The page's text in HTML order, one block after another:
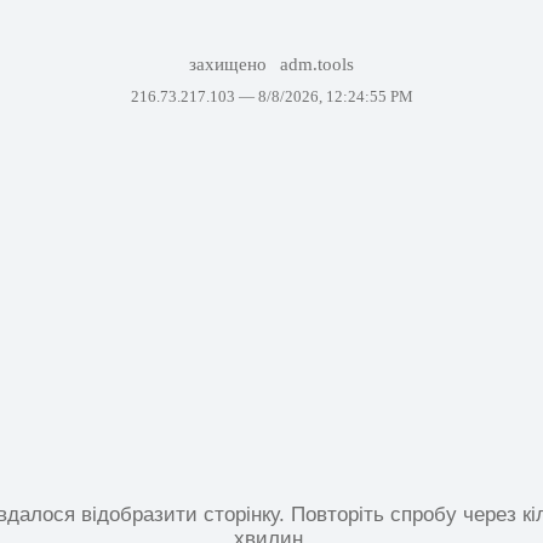
захищено adm.tools
216.73.217.103 — 8/8/2026, 12:24:55 PM
відобразити сторінку. Повторіть спробу через